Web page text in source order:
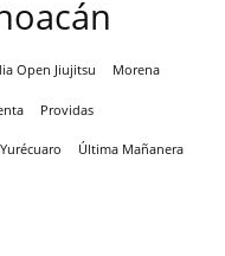
Open Jiujitsu Morena
Providas
Yurécuaro Última Mañanera